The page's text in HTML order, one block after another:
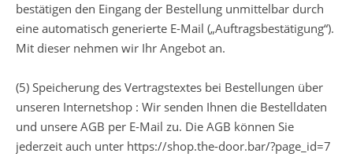
bestätigen den Eingang der Bestellung unmittelbar durch
eine automatisch generierte E-Mail („Auftragsbestätigung“).
Mit dieser nehmen wir Ihr Angebot an.
(5) Speicherung des Vertragstextes bei Bestellungen über
unseren Internetshop : Wir senden Ihnen die Bestelldaten
und unsere AGB per E-Mail zu. Die AGB können Sie
jederzeit auch unter https://shop.the-door.bar/?page_id=7